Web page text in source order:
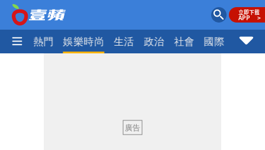
焦點 熱門 娛樂時尚 生活 政治 社會 國際 財經
「終於能交代」 捐500萬獎學金延續愛
白海豚颱風逼近！鄭明典示警「恐遇黑潮